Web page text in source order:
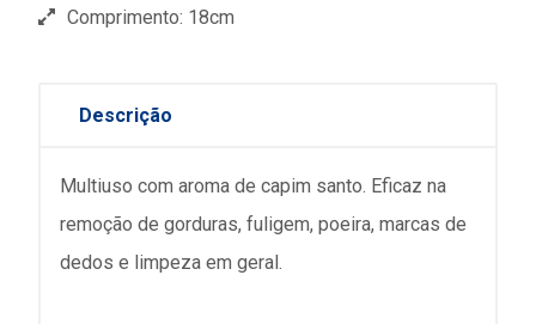
Comprimento: 18cm
Descrição
Multiuso com aroma de capim santo. Eficaz na
remoção de gorduras, fuligem, poeira, marcas de
dedos e limpeza em geral.